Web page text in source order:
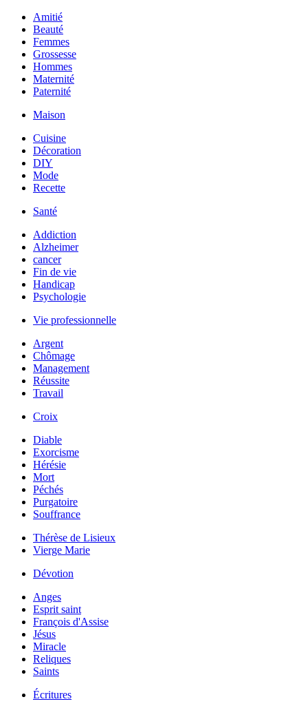
Amitié
Beauté
Femmes
Grossesse
Hommes
Maternité
Paternité
Maison
Cuisine
Décoration
DIY
Mode
Recette
Santé
Addiction
Alzheimer
cancer
Fin de vie
Handicap
Psychologie
Vie professionnelle
Argent
Chômage
Management
Réussite
Travail
Croix
Diable
Exorcisme
Hérésie
Mort
Péchés
Purgatoire
Souffrance
Thérèse de Lisieux
Vierge Marie
Dévotion
Anges
Esprit saint
François d'Assise
Jésus
Miracle
Reliques
Saints
Écritures